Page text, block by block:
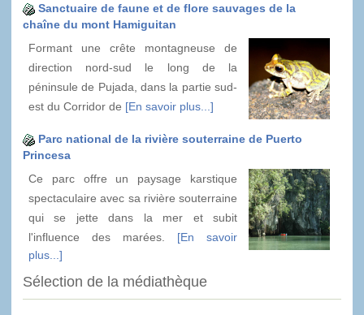
Sanctuaire de faune et de flore sauvages de la
chaîne du mont Hamiguitan
Formant une crête montagneuse de
direction nord-sud le long de la
péninsule de Pujada, dans la partie sud-
est du Corridor de [En savoir plus...]
Parc national de la rivière souterraine de Puerto
Princesa
Ce parc offre un paysage karstique
spectaculaire avec sa rivière souterraine
qui se jette dans la mer et subit
l'influence des marées. [En savoir
plus...]
Sélection de la médiathèque